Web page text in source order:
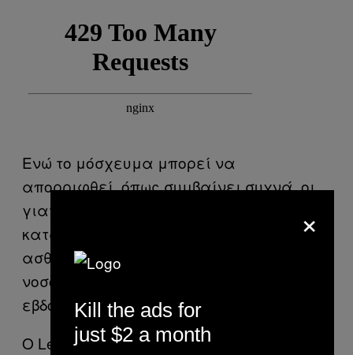
Ενώ το μόσχευμα μπορεί να
απορριφθεί, όπως συμβαίνει συχνά, οι
γιατροί χρησιμοποιούν φάρμακα που
καταστέλλουν το ανοσοποιητικό και ο
ασθενής αναμένεται να βγει από το
νοσοκομείο μέσα στην επόμενη
εβδομάδα.
Ο Lee δήλωσε ότι οι γιατροί δεν
×
Kill the ads for
just $2 a month